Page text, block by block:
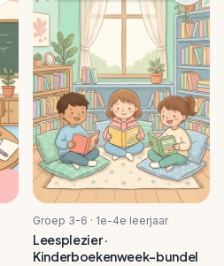
Groep 3-6 · 1e-4e leerjaar
Leesplezier ·
Kinderboekenweek-bundel